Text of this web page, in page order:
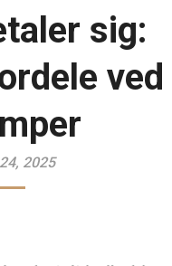
sig:
ved
2025